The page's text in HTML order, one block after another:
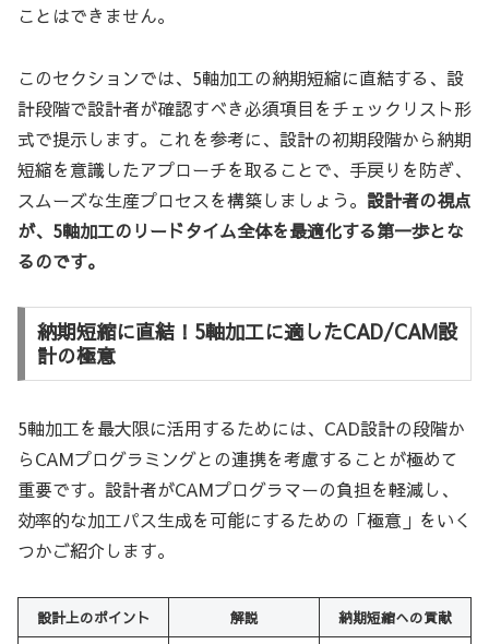
ことはできません。
このセクションでは、5軸加工の納期短縮に直結する、設
計段階で設計者が確認すべき必須項目をチェックリスト形
式で提示します。これを参考に、設計の初期段階から納期
短縮を意識したアプローチを取ることで、手戻りを防ぎ、
スムーズな生産プロセスを構築しましょう。 設計者の視点
が、5軸加工のリードタイム全体を最適化する第一歩とな
るのです。
納期短縮に直結！5軸加工に適したCAD/CAM設
計の極意
5軸加工を最大限に活用するためには、CAD設計の段階か
らCAMプログラミングとの連携を考慮することが極めて
重要です。設計者がCAMプログラマーの負担を軽減し、
効率的な加工パス生成を可能にするための「極意」をいく
つかご紹介します。
設計上のポイント 解説 納期短縮への貢献